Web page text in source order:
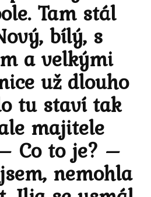
Tam stál
bílý, s
a velkými
už dlouho
tu staví tak
majitele
Co to je? –
nemohla